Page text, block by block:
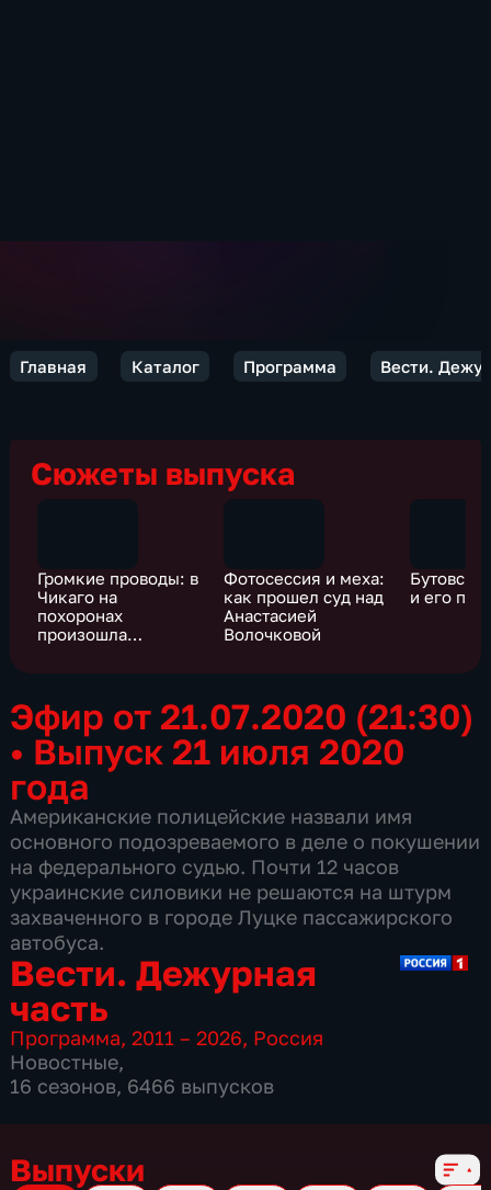
Главная Каталог Программа Вести.
Сюжеты выпуска
Громкие проводы: в
Чикаго на
похоронах
произошла
Фотосессия и меха:
как прошел суд над
Анастасией
Волочковой
и его
Эфир от 21.07.2020 (21:30)
• Выпуск 21 июля 2020
года
Американские полицейские назвали имя
основного подозреваемого в деле о покушении
на федерального судью. Почти 12 часов
украинские силовики не решаются на штурм
захваченного в городе Луцке пассажирского
автобуса.
Вести. Дежурная
часть
Программа,2011 – 2026, Россия
Новостные,
16 сезонов, 6466 выпусков
Выпуски